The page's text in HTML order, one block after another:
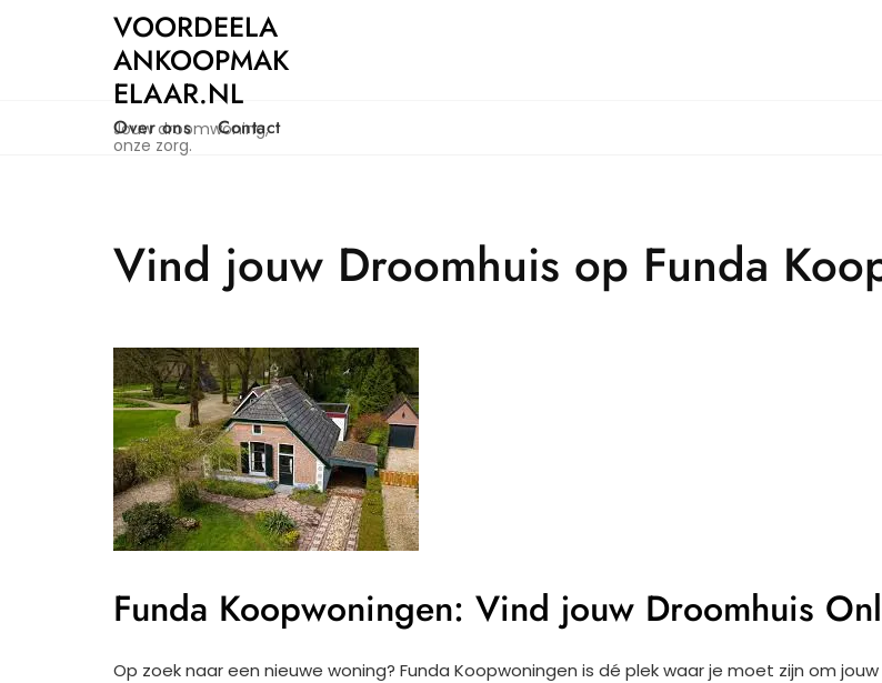
VOORDEELA
ANKOOPMAK
ELAAR.NL
Jouw droomwoning,
onze zorg.
Over ons Contact
Vind jouw Droomhuis op Funda
Funda Koopwoningen: Vind jouw Droomhuis
Op zoek naar een nieuwe woning? Funda Koopwoningen is dé plek waar je moet zijn om jouw